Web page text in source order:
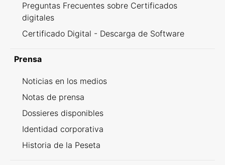
Preguntas Frecuentes sobre Certificados
digitales
Certificado Digital - Descarga de Software
Prensa
Noticias en los medios
Notas de prensa
Dossieres disponibles
Identidad corporativa
Historia de la Peseta